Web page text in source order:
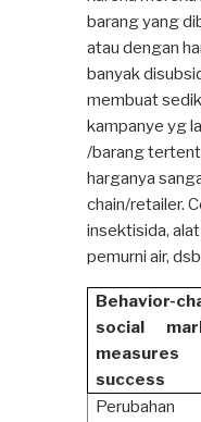
barang yang
atau dengan
banyak
membuat
kampanye yg
/barang
harganya
chain/retailer.
insektisida,
pemurni air,
Behavior-
social
success
Perubahan